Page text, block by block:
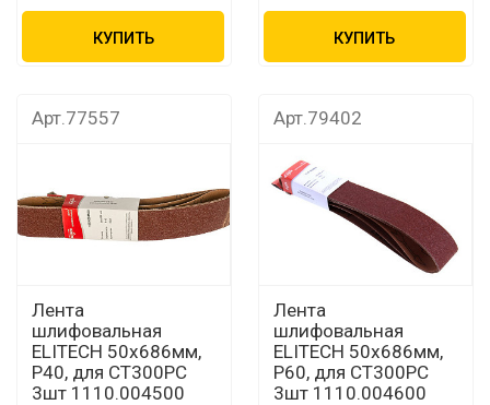
КУПИТЬ КУПИТЬ
Арт.77557
Лента
шлифовальная
ELITECH 50х686мм,
Р40, для СТ300РС
3шт 1110.004500
Арт.79402
Лента
шлифовальная
ELITECH 50х686мм,
Р60, для СТ300РС
3шт 1110.004600